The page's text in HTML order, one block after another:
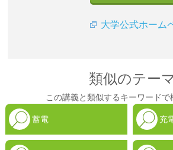
大学公式ホーム
類似のテー
この講義と類似するキーワードで
蓄電 充